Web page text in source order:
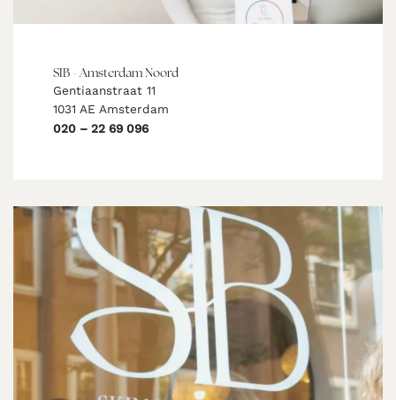
SIB - Amsterdam Noord
Gentiaanstraat 11
1031 AE Amsterdam
020 – 22 69 096